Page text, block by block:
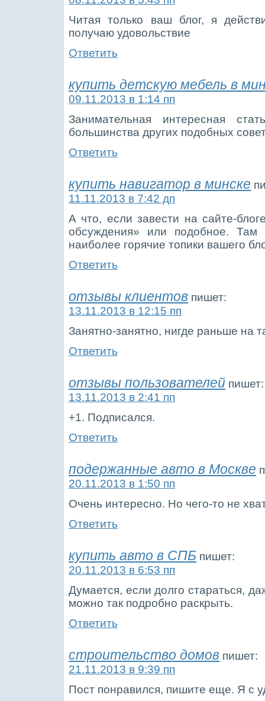
Читая только ваш блог, я
получаю удовольствие
Ответить
купить детскую мебель в
09.11.2013 в 1:14 пп
Занимательная интересная
большинства других подобных
Ответить
купить навигатор в минске
11.11.2013 в 7:42 дп
А что, если завести на сайте-
обсуждения» или подобное. Там
наиболее горячие топики вашего
Ответить
отзывы клиентов пишет:
13.11.2013 в 12:15 пп
Занятно-занятно, нигде раньше на
Ответить
отзывы пользователей пишет:
13.11.2013 в 2:41 пп
+1. Подписался.
Ответить
подержанные авто в Москве
20.11.2013 в 1:50 пп
Очень интересно. Но чего-то не
Ответить
купить авто в СПБ пишет:
20.11.2013 в 6:53 пп
Думается, если долго стараться,
можно так подробно раскрыть.
Ответить
строительство домов пишет:
21.11.2013 в 9:39 пп
Пост понравился, пишите еще. Я с